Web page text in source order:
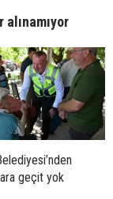
geçit yok